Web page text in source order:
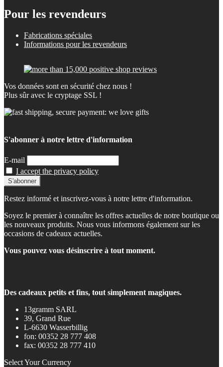
Pour les revendeurs
Fabrications spéciales
Informations pour les revendeurs
Vos données sont en sécurité chez nous !
Plus sûr avec le cryptage SSL !
S'abonner à notre lettre d'information
E-mail
I accept the privacy policy
Restez informé et inscrivez-vous à notre lettre d'information.
Soyez le premier à connaître les offres actuelles de notre boutique ou
les nouveaux produits. Nous vous informons également sur les
occasions de cadeaux actuelles.
Vous pouvez vous désinscrire à tout moment.
Des cadeaux petits et fins, tout simplement magiques.
13gramm SARL
39, Grand Rue
L-6630 Wasserbillig
fon: 00352 28 777 408
fax: 00352 28 777 410
Select Your Currency